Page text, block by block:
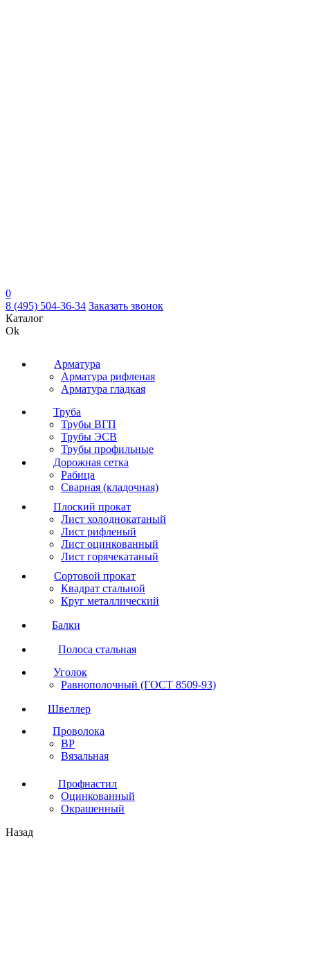
0
8 (495) 504-36-34 Заказать звонок
Каталог
Ok
Арматура
Арматура рифленая
Арматура гладкая
Труба
Трубы ВГП
Трубы ЭСВ
Трубы профильные
Дорожная сетка
Рабица
Сварная (кладочная)
Плоский прокат
Лист холоднокатаный
Лист рифленый
Лист оцинкованный
Лист горячекатаный
Сортовой прокат
Квадрат стальной
Круг металлический
Балки
Полоса стальная
Уголок
Равнополочный (ГОСТ 8509-93)
Швеллер
Проволока
ВР
Вязальная
Профнастил
Оцинкованный
Окрашенный
Назад